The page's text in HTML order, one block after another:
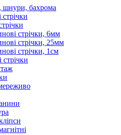
шнури, бахрома
стрічки, 6мм
стрічки, 25мм
стрічки, 1см